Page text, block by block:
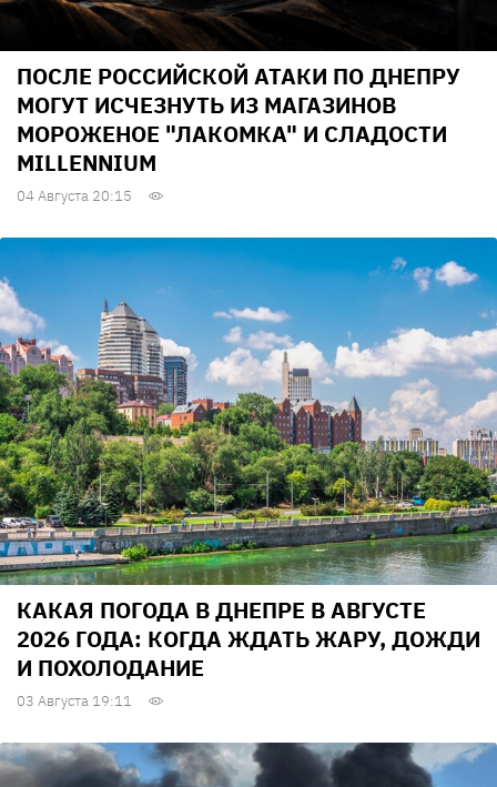
ПОСЛЕ РОССИЙСКОЙ АТАКИ ПО ДНЕПРУ
МОГУТ ИСЧЕЗНУТЬ ИЗ МАГАЗИНОВ
МОРОЖЕНОЕ "ЛАКОМКА" И СЛАДОСТИ
MILLENNIUM
04 Августа 20:15
КАКАЯ ПОГОДА В ДНЕПРЕ В АВГУСТЕ
2026 ГОДА: КОГДА ЖДАТЬ ЖАРУ, ДОЖДИ
И ПОХОЛОДАНИЕ
03 Августа 19:11